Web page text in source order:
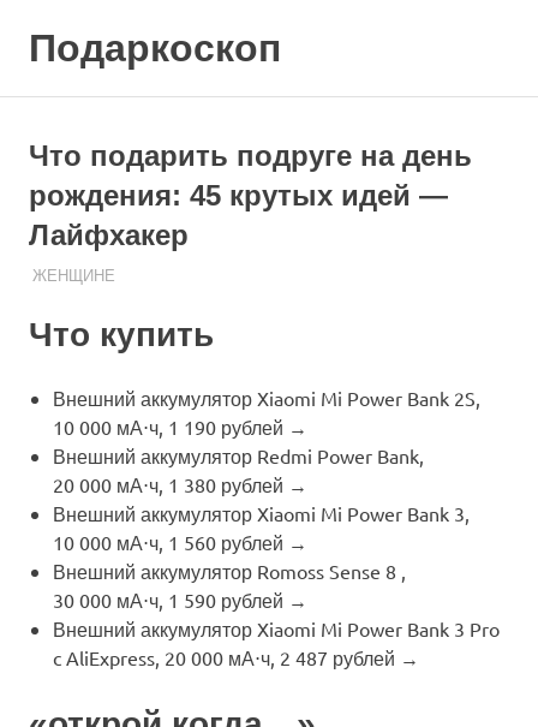
Подаркоскоп
подарить
Что подарить подруге на день
рождения: 45 крутых идей —
Лайфхакер
07.08.2020
ПОДАРЧЕК
ЖЕНЩИНЕ
Что купить
Внешний аккумулятор Xiaomi Mi Power Bank 2S,
10 000 мА⋅ч, 1 190 рублей →
Внешний аккумулятор Redmi Power Bank,
20 000 мА⋅ч, 1 380 рублей →
Внешний аккумулятор Xiaomi Mi Power Bank 3,
10 000 мА⋅ч, 1 560 рублей →
Внешний аккумулятор Romoss Sense 8 ,
30 000 мА⋅ч, 1 590 рублей →
Внешний аккумулятор Xiaomi Mi Power Bank 3 Pro
c AliExpress, 20 000 мА⋅ч, 2 487 рублей →